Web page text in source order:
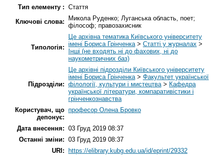
Тип елементу : Стаття
Ключові слова:
Микола Руденко; Луганська область, поет;
філософ; правозахисник
Типологія:
Це архівна тематика Київського університету
імені Бориса Грінченка> Статті у журналах >
Інші (не входять ні до фахових, ні до
наукометричних баз)
Підрозділи:
Це архівні підрозділи Київського університету
імені Бориса Грінченка> Факультет української
філології, культури і мистецтва> Кафедра
української літератури, компаративістики і
грінченкознавства
Користувач, що
депонує:
професор Олена Бровко
Дата внесення: 03 Груд 2019 08:37
Останні зміни: 03 Груд 2019 08:37
URI:
https://elibrary.kubg.edu.ua/id/eprint/29332